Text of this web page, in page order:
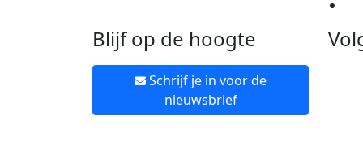
Blijf op de hoogte
Schrijf je in voor de
nieuwsbrief